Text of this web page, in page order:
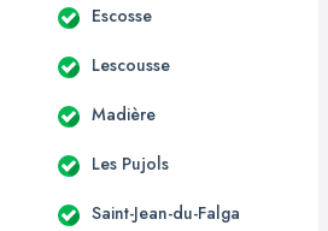
Escosse
Lescousse
Madière
Les Pujols
Saint-Jean-du-Falga